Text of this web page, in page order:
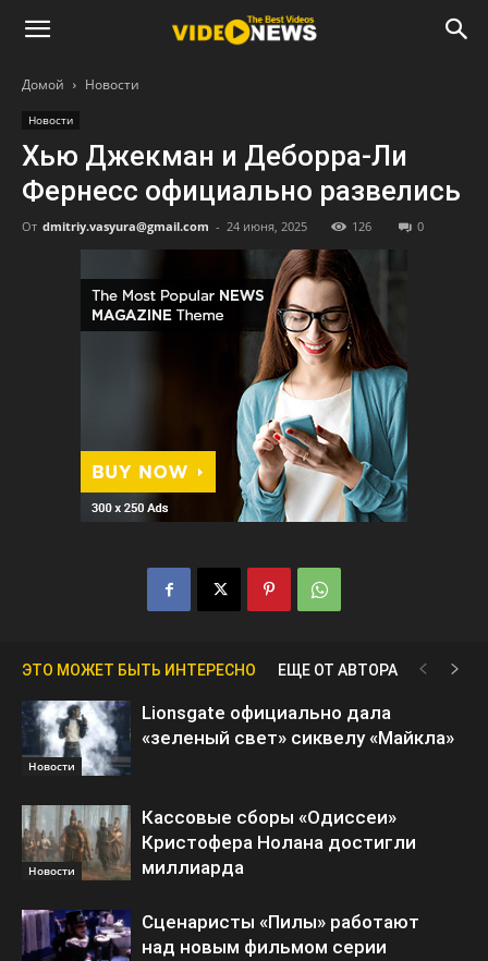
Домой Новости
Новости
Хью Джекман и Деборра-Ли
Фернесс официально развелись
От dmitriy.vasyura@gmail.com - 24 июня, 2025 126 0
ЭТО МОЖЕТ БЫТЬ ИНТЕРЕСНО ЕЩЕ ОТ АВТОРА
Новости
Lionsgate официально дала
«зеленый свет» сиквелу «Майкла»
Новости
Кассовые сборы «Одиссеи»
Кристофера Нолана достигли
миллиарда
Сценаристы «Пилы» работают
над новым фильмом серии